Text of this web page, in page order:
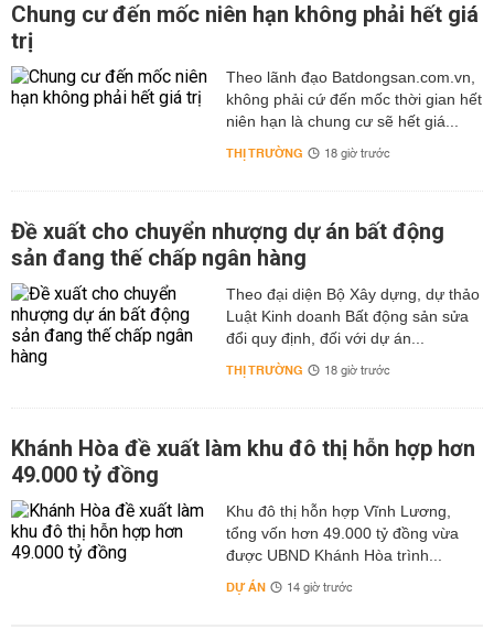
Chung cư đến mốc niên hạn không phải hết giá
trị
Theo lãnh đạo Batdongsan.com.vn,
không phải cứ đến mốc thời gian hết
niên hạn là chung cư sẽ hết giá...
THỊ TRƯỜNG 18 giờ trước
Đề xuất cho chuyển nhượng dự án bất động
sản đang thế chấp ngân hàng
Theo đại diện Bộ Xây dựng, dự thảo
Luật Kinh doanh Bất động sản sửa
đổi quy định, đối với dự án...
THỊ TRƯỜNG 18 giờ trước
Khánh Hòa đề xuất làm khu đô thị hỗn hợp hơn
49.000 tỷ đồng
Khu đô thị hỗn hợp Vĩnh Lương,
tổng vốn hơn 49.000 tỷ đồng vừa
được UBND Khánh Hòa trình...
DỰ ÁN 14 giờ trước